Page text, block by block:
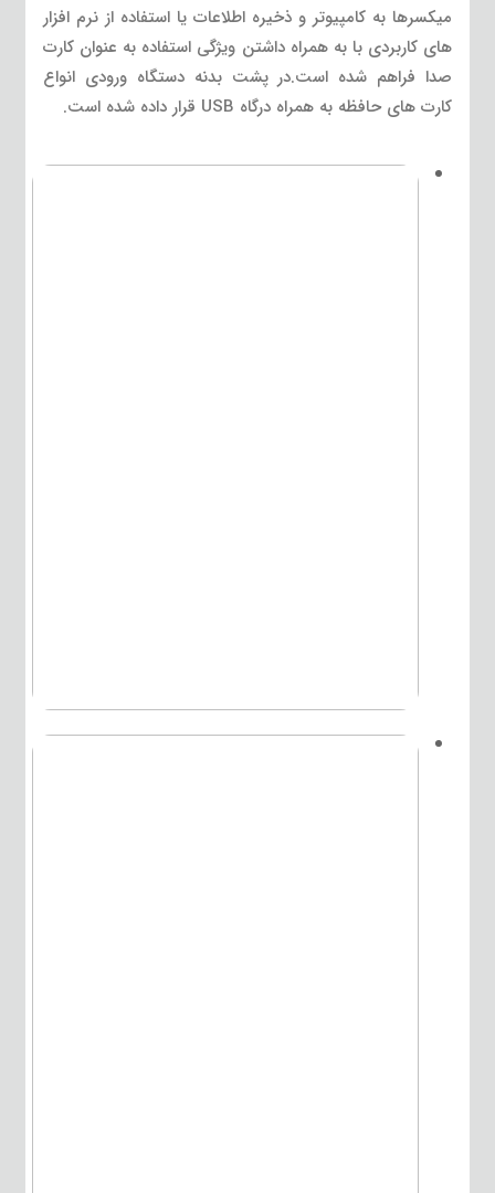
میکسرها به کامپیوتر و ذخیره اطلاعات یا استفاده از نرم افزار
های کاربردی با به همراه داشتن ویژگی استفاده به عنوان کارت
صدا فراهم شده است.در پشت بدنه دستگاه ورودی انواع
کارت های حافظه به همراه درگاه USB قرار داده شده است.